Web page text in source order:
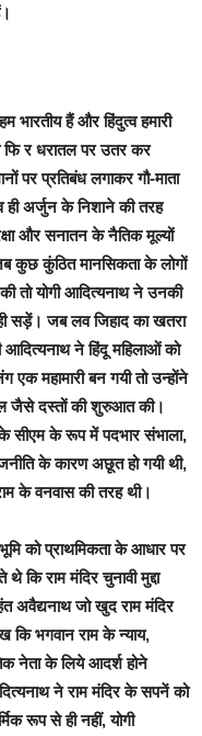
हैं और हिंदुत्व हमारी
फि र धरातल पर उतर कर
पर प्रतिबंध लगाकर गौ-माता
ही अर्जुन के निशाने की तरह
और सनातन के नैतिक मूल्यों
कुछ कुंठित मानसिकता के लोगों
तो योगी आदित्यनाथ ने उनकी
सड़ें। जब लव जिहाद का खतरा
आदित्यनाथ ने हिंदू महिलाओं को
महामारी बन गयी तो उन्होंने
दल जैसे दस्तों की शुरुआत की।
सीएम के रूप में पदभार संभाला,
के कारण अछूत हो गयी थी,
के वनवास की तरह थी।
को प्राथमिकता के आधार पर
राम मंदिर चुनावी मुद्दा
अवैद्यनाथ जो खुद राम मंदिर
कि भगवान राम के न्याय,
नेता के लिये आदर्श होने
ने राम मंदिर के सपनें को
रूप से ही नहीं, योगी